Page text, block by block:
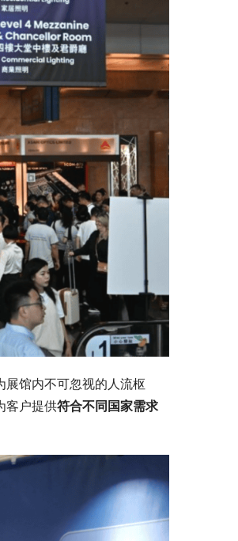
展馆内不可忽视的人流枢
客户提供符合不同国家需求